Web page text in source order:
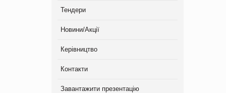
Тендери
Новини/Акції
Керівництво
Контакти
Завантажити презентацію